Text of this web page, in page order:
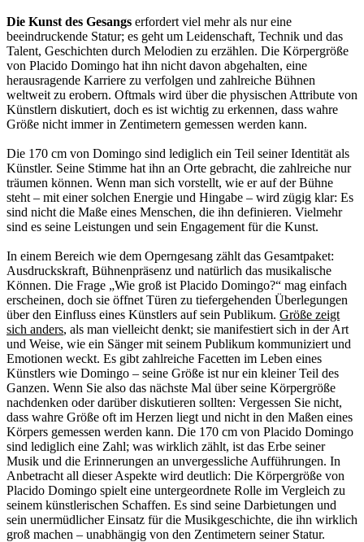
Die Kunst des Gesangs erfordert viel mehr als nur eine
beeindruckende Statur; es geht um Leidenschaft, Technik und das
Talent, Geschichten durch Melodien zu erzählen. Die Körpergröße
von Placido Domingo hat ihn nicht davon abgehalten, eine
herausragende Karriere zu verfolgen und zahlreiche Bühnen
weltweit zu erobern. Oftmals wird über die physischen Attribute von
Künstlern diskutiert, doch es ist wichtig zu erkennen, dass wahre
Größe nicht immer in Zentimetern gemessen werden kann.
Die 170 cm von Domingo sind lediglich ein Teil seiner Identität als
Künstler. Seine Stimme hat ihn an Orte gebracht, die zahlreiche nur
träumen können. Wenn man sich vorstellt, wie er auf der Bühne
steht – mit einer solchen Energie und Hingabe – wird zügig klar: Es
sind nicht die Maße eines Menschen, die ihn definieren. Vielmehr
sind es seine Leistungen und sein Engagement für die Kunst.
In einem Bereich wie dem Operngesang zählt das Gesamtpaket:
Ausdruckskraft, Bühnenpräsenz und natürlich das musikalische
Können. Die Frage „Wie groß ist Placido Domingo?“ mag einfach
erscheinen, doch sie öffnet Türen zu tiefergehenden Überlegungen
über den Einfluss eines Künstlers auf sein Publikum. Größe zeigt
sich anders, als man vielleicht denkt; sie manifestiert sich in der Art
und Weise, wie ein Sänger mit seinem Publikum kommuniziert und
Emotionen weckt. Es gibt zahlreiche Facetten im Leben eines
Künstlers wie Domingo – seine Größe ist nur ein kleiner Teil des
Ganzen. Wenn Sie also das nächste Mal über seine Körpergröße
nachdenken oder darüber diskutieren sollten: Vergessen Sie nicht,
dass wahre Größe oft im Herzen liegt und nicht in den Maßen eines
Körpers gemessen werden kann. Die 170 cm von Placido Domingo
sind lediglich eine Zahl; was wirklich zählt, ist das Erbe seiner
Musik und die Erinnerungen an unvergessliche Aufführungen. In
Anbetracht all dieser Aspekte wird deutlich: Die Körpergröße von
Placido Domingo spielt eine untergeordnete Rolle im Vergleich zu
seinem künstlerischen Schaffen. Es sind seine Darbietungen und
sein unermüdlicher Einsatz für die Musikgeschichte, die ihn wirklich
groß machen – unabhängig von den Zentimetern seiner Statur.